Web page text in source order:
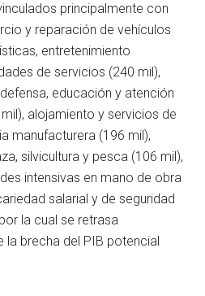
principalmente con
y reparación de vehículos
entretenimiento
de servicios (240 mil),
educación y atención
alojamiento y servicios de
manufacturera (196 mil),
silvicultura y pesca (106 mil),
intensivas en mano de obra
salarial y de seguridad
la cual se retrasa
la brecha del PIB potencial